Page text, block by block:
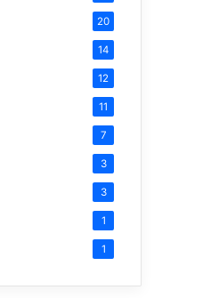
20
14
12
11
7
3
3
1
1